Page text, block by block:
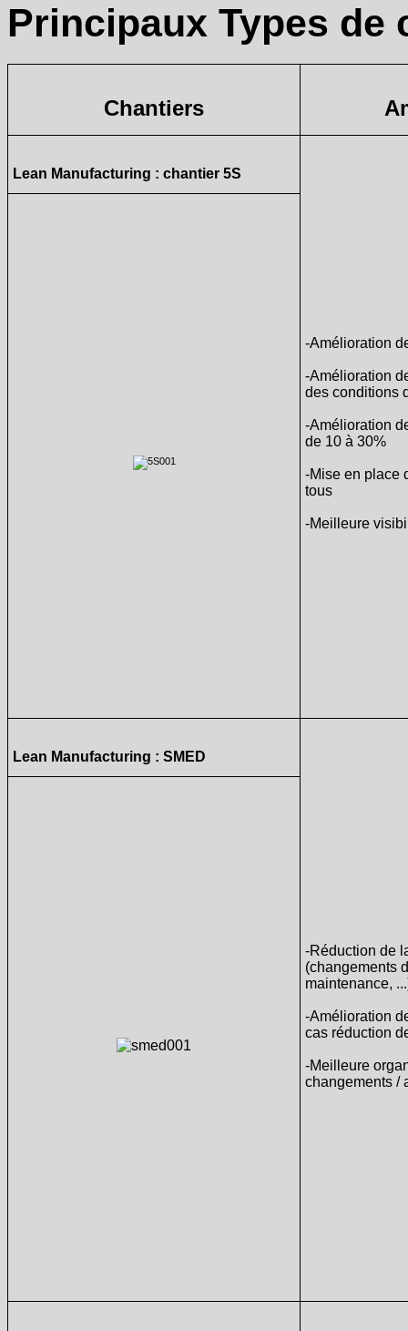
Principaux Types de
Chantiers
Lean Manufacturing : chantier 5S
-Amélioration
-Amélioration
des conditions
-Amélioration
de 10 à 30%
-Mise en place
tous
-Meilleure
Lean Manufacturing : SMED
-Réduction de
(changements
maintenance,
-Amélioration
cas réduction
-Meilleure
changements /